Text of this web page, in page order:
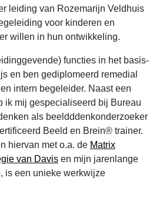
leiding van Rozemarijn Veldhuis
voor kinderen en
willen in hun ontwikkeling.
functies in het basis-
en ben gediplomeerd remedial
intern begeleider. Naast een
ik mij gespecialiseerd bij Bureau
als beeldddenkonderzoeker
Beeld en Brein® trainer.
hiervan met o.a. de Matrix
van Davis en mijn jarenlange
is een unieke werkwijze